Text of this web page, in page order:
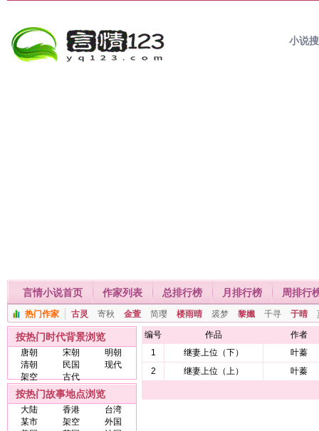
小说
言情小说首页 作家列表 总排行榜 月排行榜 周排行
热门作家 古灵 寄秋 金萱 简璎 楼雨晴 裘梦 黎孅 千寻 于晴
按热门时代背景浏览
唐朝 宋朝
明朝
清朝
民国
现代
架空
古代
按热门故事地点浏览
大陆 香港
台湾
某市
架空
外国
编号 作品
作者
1
继妻上位（下）
叶蓁
2
继妻上位（上） 叶蓁